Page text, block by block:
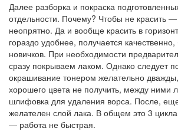
Далее разборка и покраска
отдельности. Почему? Чтобы не красить
неопрятно. Да и вообще красить в
гораздо удобнее, получается
новичков. При необходимости
сразу покрываем лаком. Однако следует
окрашивание тонером желательно
хорошего цвета не получить, между ними
шлифовка для удаления ворса. После,
желателен слой лака. В общем это 3
— работа не быстрая.